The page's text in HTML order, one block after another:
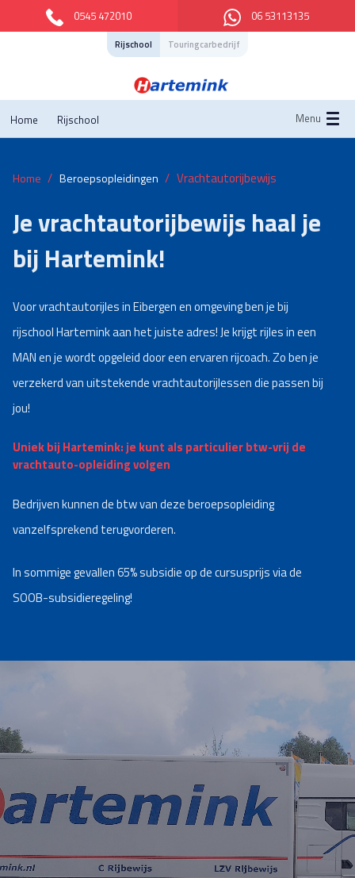
0545 472010 06 53113135
Rijschool Touringcarbedrijf
Home Rijschool Menu
Home Beroepsopleidingen Vrachtautorijbewijs
Je vrachtautorijbewijs haal je
bij Hartemink!
Voor vrachtautorijles in Eibergen en omgeving ben je bij
rijschool Hartemink aan het juiste adres! Je krijgt rijles in een
MAN en je wordt opgeleid door een ervaren rijcoach. Zo ben je
verzekerd van uitstekende vrachtautorijlessen die passen bij
jou!
Uniek bij Hartemink: je kunt als particulier btw-vrij de
vrachtauto-opleiding volgen
Bedrijven kunnen de btw van deze beroepsopleiding
vanzelfsprekend terugvorderen.
In sommige gevallen 65% subsidie op de cursusprijs via de
SOOB-subsidieregeling!